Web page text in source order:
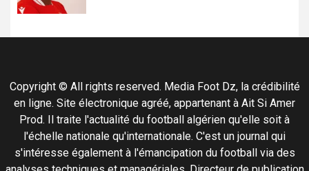
Copyright © All rights reserved. Media Foot Dz, la crédibilité
en ligne. Site électronique agréé, appartenant à Ait Si Amer
Prod. Il traite l'actualité du football algérien qu'elle soit à
l'échelle nationale qu'internationale. C'est un journal qui
s'intéresse également à l'émancipation du football via des